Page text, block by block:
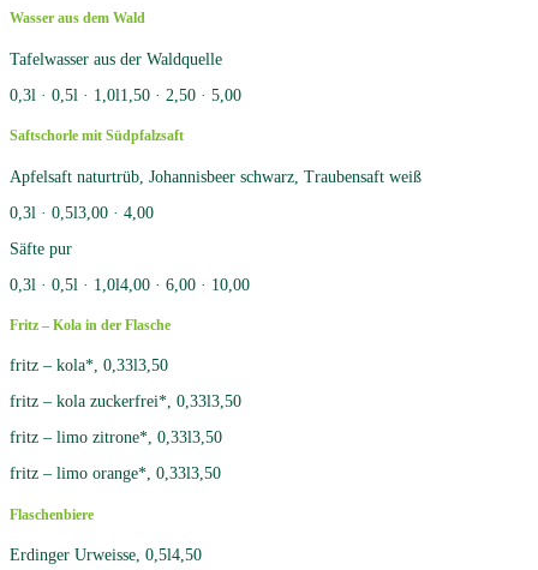
Wasser aus dem Wald
Tafelwasser aus der Waldquelle
0,3l · 0,5l · 1,0l 1,50 · 2,50 · 5,00
Saftschorle mit Südpfalzsaft
Apfelsaft naturtrüb, Johannisbeer schwarz, Traubensaft weiß
0,3l · 0,5l3,00 · 4,00
Säfte pur
0,3l · 0,5l · 1,0l4,00 · 6,00 · 10,00
Fritz – Kola in der Flasche
fritz – kola*, 0,33l3,50
fritz – kola zuckerfrei*, 0,33l3,50
fritz – limo zitrone*, 0,33l3,50
fritz – limo orange*, 0,33l3,50
Flaschenbiere
Erdinger Urweisse, 0,5l4,50